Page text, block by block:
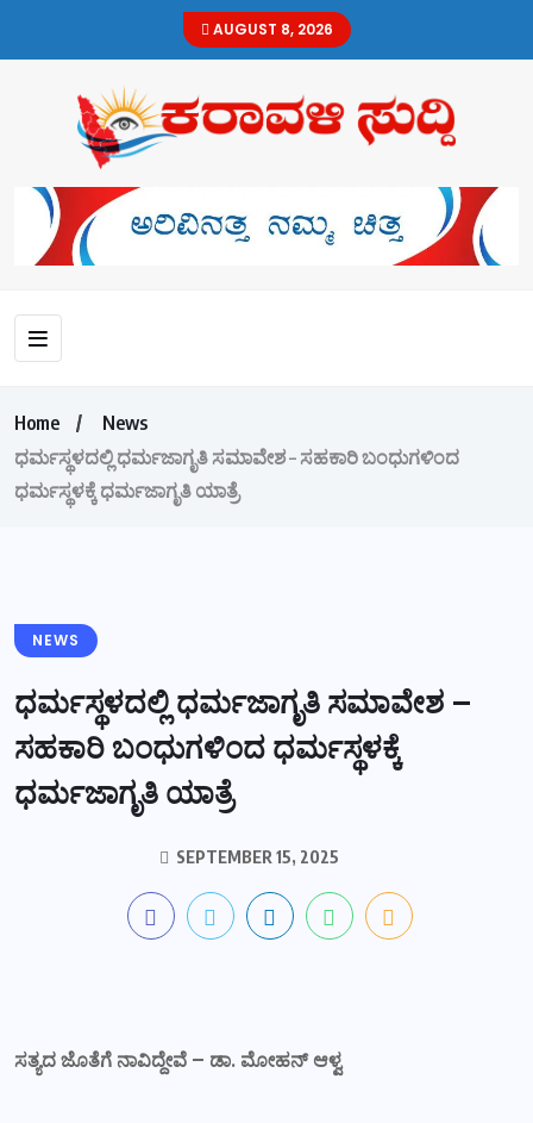
AUGUST 8, 2026
Home
News
ಧರ್ಮಸ್ಥಳದಲ್ಲಿ ಧರ್ಮಜಾಗೃತಿ ಸಮಾವೇಶ – ಸಹಕಾರಿ ಬಂಧುಗಳಿಂದ
ಧರ್ಮಸ್ಥಳಕ್ಕೆ ಧರ್ಮಜಾಗೃತಿ ಯಾತ್ರೆ
NEWS
ಧರ್ಮಸ್ಥಳದಲ್ಲಿ ಧರ್ಮಜಾಗೃತಿ ಸಮಾವೇಶ –
ಸಹಕಾರಿ ಬಂಧುಗಳಿಂದ ಧರ್ಮಸ್ಥಳಕ್ಕೆ
ಧರ್ಮಜಾಗೃತಿ ಯಾತ್ರೆ
SEPTEMBER 15, 2025
ಸತ್ಯದ ಜೊತೆಗೆ ನಾವಿದ್ದೇವೆ – ಡಾ. ಮೋಹನ್ ಆಳ್ವ